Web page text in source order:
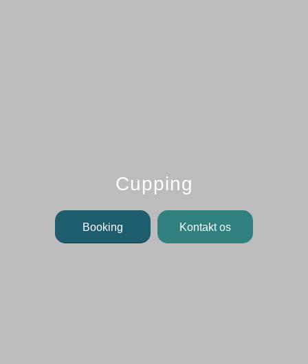
Cupping
Booking Kontakt os